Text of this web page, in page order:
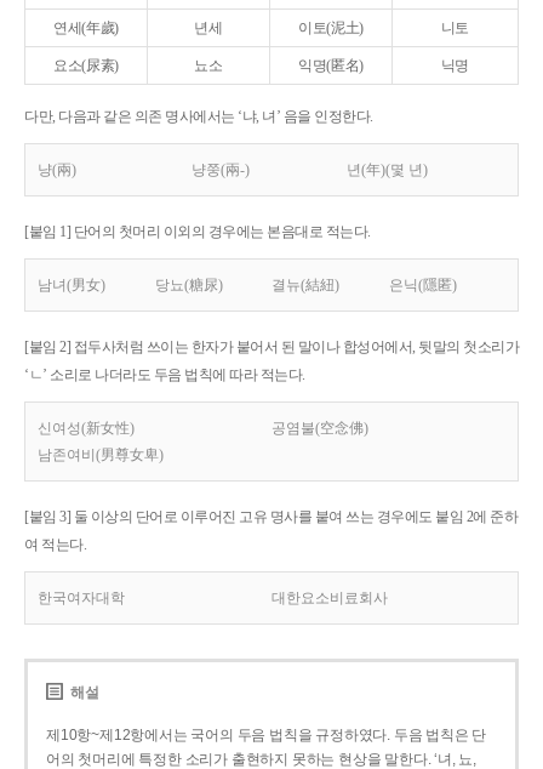
연세(年歲) 년세 이토(泥土) 니토
요소(尿素) 뇨소 익명(匿名) 닉명
다만, 다음과 같은 의존 명사에서는 ‘냐, 녀’ 음을 인정한다.
냥(兩) 냥쭝(兩-) 년(年)(몇 년)
[붙임 1] 단어의 첫머리 이외의 경우에는 본음대로 적는다.
남녀(男女) 당뇨(糖尿) 결뉴(結紐) 은닉(隱匿)
[붙임 2] 접두사처럼 쓰이는 한자가 붙어서 된 말이나 합성어에서, 뒷말의 첫소리가
‘ㄴ’ 소리로 나더라도 두음 법칙에 따라 적는다.
신여성(新女性)
공염불(空念佛)
남존여비(男尊女卑)
[붙임 3] 둘 이상의 단어로 이루어진 고유 명사를 붙여 쓰는 경우에도 붙임 2에 준하
여 적는다.
한국여자대학 대한요소비료회사
해설
제10항~제12항에서는 국어의 두음 법칙을 규정하였다. 두음 법칙은 단
어의 첫머리에 특정한 소리가 출현하지 못하는 현상을 말한다. ‘녀, 뇨,